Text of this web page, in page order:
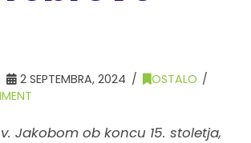
2 SEPTEMBRA, 2024
OSTALO
Jakobom ob koncu 15. stoletja,